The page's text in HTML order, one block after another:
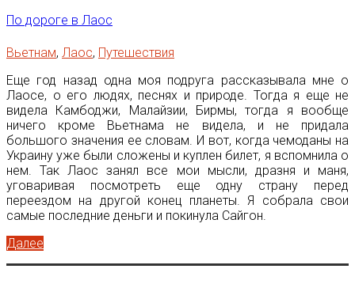
По дороге в Лаос
Вьетнам, Лаос, Путешествия
Еще год назад одна моя подруга рассказывала мне о
Лаосе, о его людях, песнях и природе. Тогда я еще не
видела Камбоджи, Малайзии, Бирмы, тогда я вообще
ничего кроме Вьетнама не видела, и не придала
большого значения ее словам. И вот, когда чемоданы на
Украину уже были сложены и куплен билет, я вспомнила о
нем. Так Лаос занял все мои мысли, дразня и маня,
уговаривая посмотреть еще одну страну перед
переездом на другой конец планеты. Я собрала свои
самые последние деньги и покинула Сайгон.
Далее